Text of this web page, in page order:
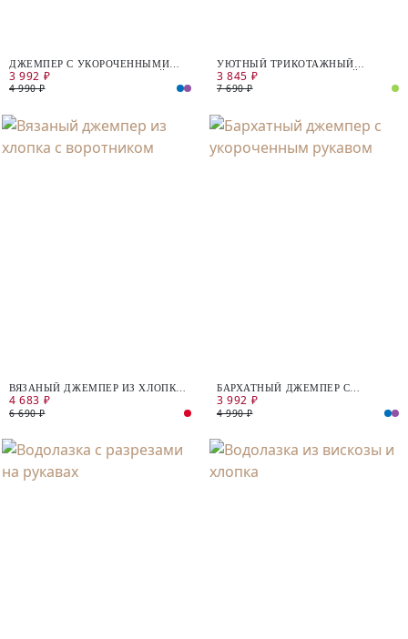
ДЖЕМПЕР С УКОРОЧЕННЫМИ
РУКАВАМИ ИЗ БАРХАТИСТОЙ
ТКАНИ
3 992 ₽
4 990 ₽
УЮТНЫЙ ТРИКОТАЖНЫЙ
ДЖЕМПЕР ИЗ ЭФФЕКТНОЙ
ПУШИСТОЙ ПРЯЖИ
3 845 ₽
7 690 ₽
ВЯЗАНЫЙ ДЖЕМПЕР ИЗ ХЛОПКА
С ВОРОТНИКОМ
4 683 ₽
6 690 ₽
БАРХАТНЫЙ ДЖЕМПЕР С
УКОРОЧЕННЫМ РУКАВОМ
3 992 ₽
4 990 ₽